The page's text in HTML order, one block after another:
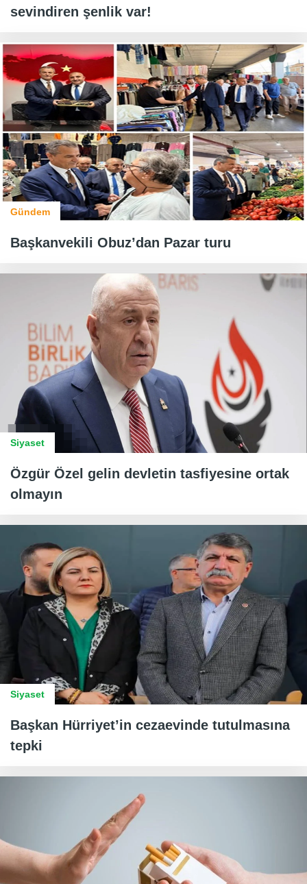
sevindiren şenlik var!
Gündem
Başkanvekili Obuz’dan Pazar turu
Siyaset
Özgür Özel gelin devletin tasfiyesine ortak
olmayın
Siyaset
Başkan Hürriyet’in cezaevinde tutulmasına
tepki